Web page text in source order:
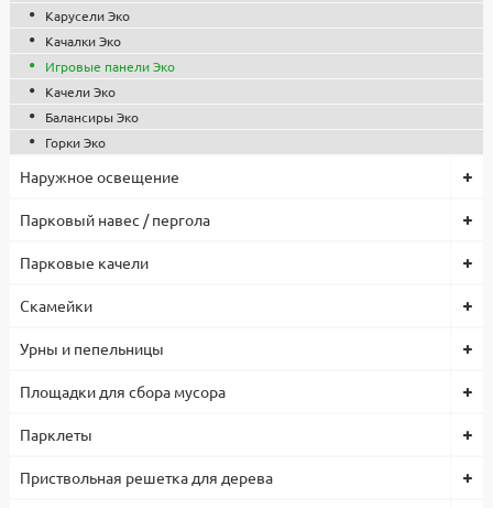
Карусели Эко
Качалки Эко
Игровые панели Эко
Качели Эко
Балансиры Эко
Горки Эко
Наружное освещение
Парковый навес / пергола
Парковые качели
Скамейки
Урны и пепельницы
Площадки для сбора мусора
Парклеты
Приствольная решетка для дерева